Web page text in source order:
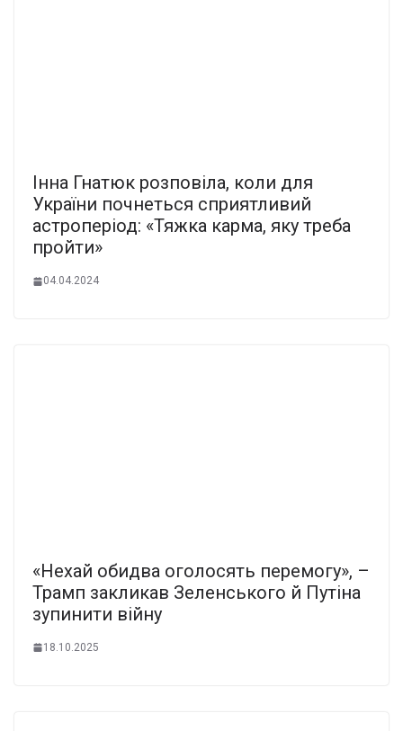
Інна Гнатюк розповіла, коли для
України почнеться сприятливий
астроперіод: «Тяжка карма, яку треба
пройти»
04.04.2024
«Нехай обидва оголосять перемогу», –
Трамп закликав Зеленського й Путіна
зупинити війну
18.10.2025